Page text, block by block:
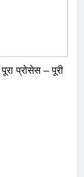
प्रोसेस – पूरी